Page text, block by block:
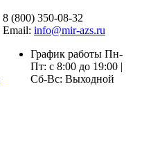
8 (800) 350-08-32
Email: info@mir-azs.ru
График работы Пн-
Пт: с 8:00 до 19:00 |
Сб-Вс: Выходной